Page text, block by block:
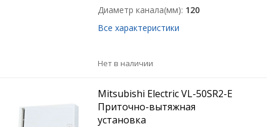
Диаметр канала(мм) 120
Все характеристики
Нет в наличии
Mitsubishi Electric VL-50SR2-E
Приточно-вытяжная
установка